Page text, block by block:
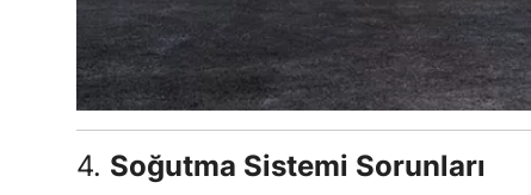
4. Soğutma Sistemi Sorunları